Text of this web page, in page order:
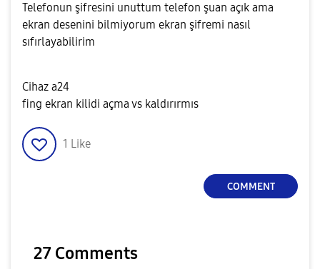
Telefonun şifresini unuttum telefon şuan açık ama
ekran desenini bilmiyorum ekran şifremi nasıl
sıfırlayabilirim
Cihaz a24
fing ekran kilidi açma vs kaldırırmıs
1 Like
COMMENT
27 Comments